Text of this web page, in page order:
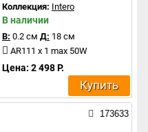
Коллекция: Intero
В наличии
В: 0.2 см Д: 18 см
AR111 x 1 max 50W
Цена: 2 498 Р.
Купить
173633